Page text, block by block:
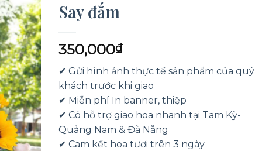
Say đắm
350,000₫
✔ Gửi hình ảnh thực tế sản phẩm của quý
khách trước khi giao
✔ Miễn phí In banner, thiệp
✔ Có hỗ trợ giao hoa nhanh tại Tam Kỳ-
Quảng Nam & Đà Nẵng
✔ Cam kết hoa tươi trên 3 ngày